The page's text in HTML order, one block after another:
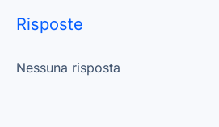
Risposte
Nessuna risposta